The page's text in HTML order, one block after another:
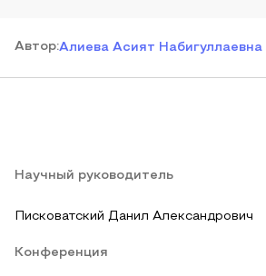
Автор:Алиева Асият Набигуллаевна
Научный руководитель
Писковатский Данил Александрович
Конференция